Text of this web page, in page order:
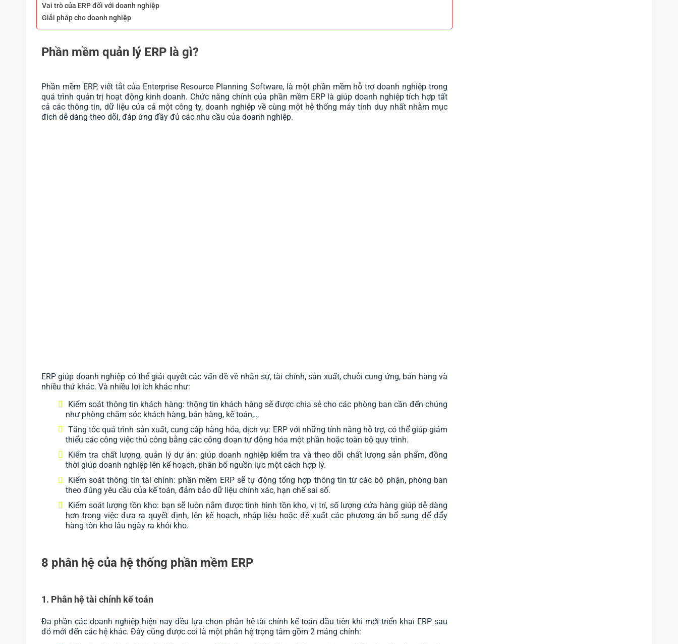
Vai trò của ERP đối với doanh nghiệp
Giải pháp cho doanh nghiệp
Phần mềm quản lý ERP là gì?
Phần mềm ERP, viết tắt của Enterprise Resource Planning Software, là một phần mềm hỗ trợ doanh nghiệp trong
quá trình quản trị hoạt động kinh doanh. Chức năng chính của phần mềm ERP là giúp doanh nghiệp tích hợp tất
cả các thông tin, dữ liệu của cả một công ty, doanh nghiệp về cùng một hệ thống máy tính duy nhất nhằm mục
đích dễ dàng theo dõi, đáp ứng đầy đủ các nhu cầu của doanh nghiệp.
ERP giúp doanh nghiệp có thể giải quyết các vấn đề về nhân sự, tài chính, sản xuất, chuỗi cung ứng, bán hàng và
nhiều thứ khác. Và nhiều lợi ích khác như:
​Kiểm soát thông tin khách hàng: thông tin khách hàng sẽ được chia sẻ cho các phòng ban cần đến chúng
như phòng chăm sóc khách hàng, bán hàng, kế toán,…
Tăng tốc quá trình sản xuất, cung cấp hàng hóa, dịch vụ: ERP với những tính năng hỗ trợ, có thể giúp giảm
thiểu các công việc thủ công bằng các công đoạn tự động hóa một phần hoặc toàn bộ quy trình.
Kiểm tra chất lượng, quản lý dự án: giúp doanh nghiệp kiểm tra và theo dõi chất lượng sản phẩm, đồng
thời giúp doanh nghiệp lên kế hoạch, phân bổ nguồn lực một cách hợp lý.
Kiểm soát thông tin tài chính: phần mềm ERP sẽ tự động tổng hợp thông tin từ các bộ phận, phòng ban
theo đúng yêu cầu của kế toán, đảm bảo dữ liệu chính xác, hạn chế sai số.
Kiểm soát lượng tồn kho: bạn sẽ luôn nắm được tình hình tồn kho, vị trí, số lượng cửa hàng giúp dễ dàng
hơn trong việc đưa ra quyết định, lên kế hoạch, nhập liệu hoặc đề xuất các phương án bổ sung để đẩy
hàng tồn kho lâu ngày ra khỏi kho.
8 phân hệ của hệ thống phần mềm ERP
1. Phân hệ tài chính kế toán
Đa phần các doanh nghiệp hiện nay đều lựa chọn phân hệ tài chính kế toán đầu tiên khi mới triển khai ERP sau
đó mới đến các hệ khác. Đây cũng được coi là một phân hệ trọng tâm gồm 2 mảng chính: